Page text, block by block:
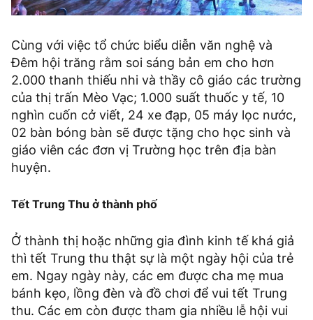
Cùng với việc tổ chức biểu diễn văn nghệ và
Đêm hội trăng rằm soi sáng bản em cho hơn
2.000 thanh thiếu nhi và thầy cô giáo các trường
của thị trấn Mèo Vạc; 1.000 suất thuốc y tế, 10
nghìn cuốn cở viết, 24 xe đạp, 05 máy lọc nước,
02 bàn bóng bàn sẽ được tặng cho học sinh và
giáo viên các đơn vị Trường học trên địa bàn
huyện.
Tết Trung Thu ở thành phố
Ở thành thị hoặc những gia đình kinh tế khá giả
thì tết Trung thu thật sự là một ngày hội của trẻ
em. Ngay ngày này, các em được cha mẹ mua
bánh kẹo, lồng đèn và đồ chơi để vui tết Trung
thu. Các em còn được tham gia nhiều lễ hội vui